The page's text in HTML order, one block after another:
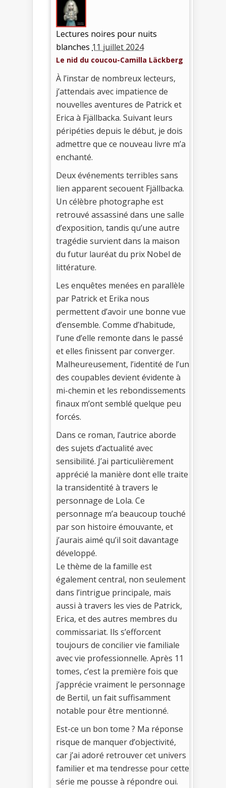
Lectures noires pour nuits
blanches 11 juillet 2024
Le nid du coucou-Camilla Läckberg
À l’instar de nombreux lecteurs,
j’attendais avec impatience de
nouvelles aventures de Patrick et
Erica à Fjällbacka. Suivant leurs
péripéties depuis le début, je dois
admettre que ce nouveau livre m’a
enchanté.
Deux événements terribles sans
lien apparent secouent Fjällbacka.
Un célèbre photographe est
retrouvé assassiné dans une salle
d’exposition, tandis qu’une autre
tragédie survient dans la maison
du futur lauréat du prix Nobel de
littérature.
Les enquêtes menées en parallèle
par Patrick et Erika nous
permettent d’avoir une bonne vue
d’ensemble. Comme d’habitude,
l’une d’elle remonte dans le passé
et elles finissent par converger.
Malheureusement, l’identité de l’un
des coupables devient évidente à
mi-chemin et les rebondissements
finaux m’ont semblé quelque peu
forcés.
Dans ce roman, l’autrice aborde
des sujets d’actualité avec
sensibilité. J’ai particulièrement
apprécié la manière dont elle traite
la transidentité à travers le
personnage de Lola. Ce
personnage m’a beaucoup touché
par son histoire émouvante, et
j’aurais aimé qu’il soit davantage
développé.
Le thème de la famille est
également central, non seulement
dans l’intrigue principale, mais
aussi à travers les vies de Patrick,
Erica, et des autres membres du
commissariat. Ils s’efforcent
toujours de concilier vie familiale
avec vie professionnelle. Après 11
tomes, c’est la première fois que
j’apprécie vraiment le personnage
de Bertil, un fait suffisamment
notable pour être mentionné.
Est-ce un bon tome ? Ma réponse
risque de manquer d’objectivité,
car j’ai adoré retrouver cet univers
familier et ma tendresse pour cette
série me pousse à répondre oui.